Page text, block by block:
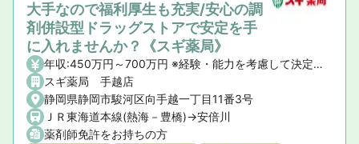
大手なので福利厚生も充実/安心の調
剤併設型ドラッグストアで安定を手
に入れませんか？《スギ薬局》
年収:450万円～700万円 ※経験・能力を考慮して決定いたします。 【昇給】年1回 【賞与】年2回(7月・12月)、業績賞与:年1回(業績連動型) 【諸手当】資格手当、時間外手当、通勤手当、子ども手当等
スギ薬局 手越店
静岡県静岡市駿河区向手越一丁目11番3号
ＪＲ東海道本線(熱海－豊橋)->安倍川
薬剤師免許をお持ちの方